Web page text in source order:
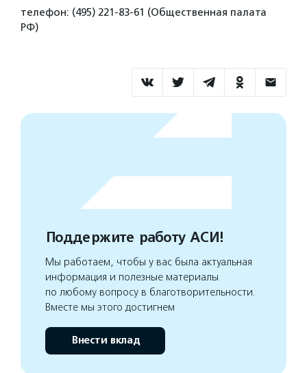
телефон: (495) 221-83-61 (Общественная палата
РФ)
Поддержите работу АСИ!
Мы работаем, чтобы у вас была актуальная
информация и полезные материалы
по любому вопросу в благотворительности.
Вместе мы этого достигнем
Внести вклад